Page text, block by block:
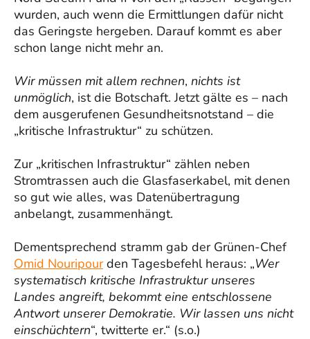
wurden, auch wenn die Ermittlungen dafür nicht
das Geringste hergeben. Darauf kommt es aber
schon lange nicht mehr an.
Wir müssen mit allem rechnen, nichts ist
unmöglich, ist die Botschaft. Jetzt gälte es – nach
dem ausgerufenen Gesundheitsnotstand – die
„kritische Infrastruktur“ zu schützen.
Zur „kritischen Infrastruktur“ zählen neben
Stromtrassen auch die Glasfaserkabel, mit denen
so gut wie alles, was Datenübertragung
anbelangt, zusammenhängt.
Dementsprechend stramm gab der Grünen-Chef
Omid Nouripourden Tagesbefehl heraus: „Wer
systematisch kritische Infrastruktur unseres
Landes angreift, bekommt eine entschlossene
Antwort unserer Demokratie. Wir lassen uns nicht
einschüchtern“, twitterte er.“ (s.o.)